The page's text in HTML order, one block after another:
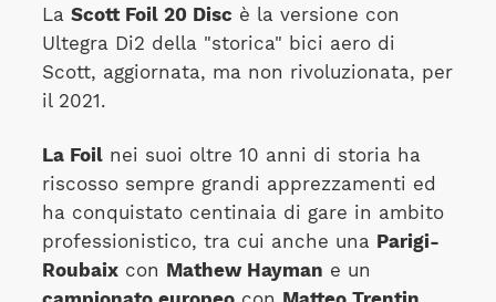
La Scott Foil 20 Disc è la versione con
Ultegra Di2 della "storica" bici aero di
Scott, aggiornata, ma non rivoluzionata, per
il 2021.
La Foilnei suoi oltre 10 anni di storia ha
riscosso sempre grandi apprezzamenti ed
ha conquistato centinaia di gare in ambito
professionistico, tra cui anche una Parigi-
Roubaixcon Mathew Hayman e un